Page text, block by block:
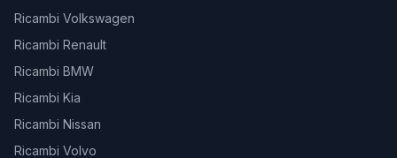
Ricambi Volkswagen
Ricambi Renault
Ricambi BMW
Ricambi Kia
Ricambi Nissan
Ricambi Volvo